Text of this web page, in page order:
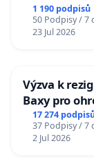
1 190 podpisů
50 Podpisy / 7
23 Jul 2026
Výzva k
Baxy pro
17 274
37 Podpisy / 7
2 Jul 2026